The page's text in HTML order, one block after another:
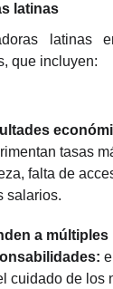
latinas
latinas
que incluyen:
tasas
falta de
salarios.
a múltiples
cuidado de los